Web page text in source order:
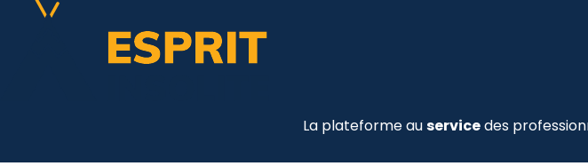
La plateforme auservicedes